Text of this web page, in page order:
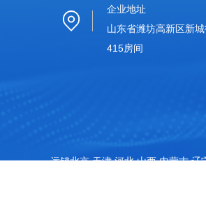
企业地址
山东省潍坊高新区新
415房间
远销北京,天津,河北,山西,内蒙古,